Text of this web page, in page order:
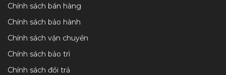
Chính sách bán hàng
Chính sách bảo hành
Chính sách vận chuyển
Chính sách bảo trì
Chính sách đổi trả